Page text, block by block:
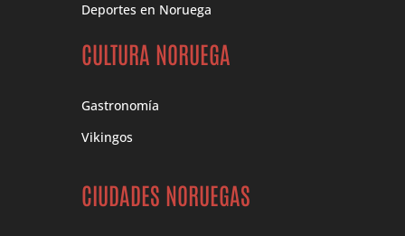
Deportes en Noruega
CULTURA NORUEGA
Gastronomía
Vikingos
CIUDADES NORUEGAS